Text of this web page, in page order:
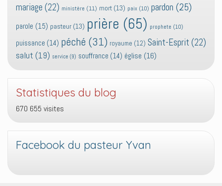
mariage (22) ministère (11) mort (13) paix (10) pardon (25)
parole (15) pasteur (13) prière (65) prophete (10)
puissance (14) péché (31) royaume (12) Saint-Esprit (22)
salut (19) service (9) souffrance (14) église (16)
Statistiques du blog
670 655 visites
Facebook du pasteur Yvan